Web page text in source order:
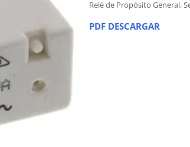
Relé de Propósito General,
PDF DESCARGAR